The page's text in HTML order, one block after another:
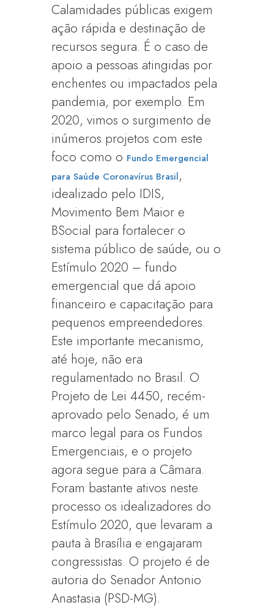
Calamidades públicas exigem
ação rápida e destinação de
recursos segura. É o caso de
apoio a pessoas atingidas por
enchentes ou impactados pela
pandemia, por exemplo. Em
2020, vimos o surgimento de
inúmeros projetos com este
foco como o Fundo Emergencial
para Saúde Coronavírus Brasil,
idealizado pelo IDIS,
Movimento Bem Maior e
BSocial para fortalecer o
sistema público de saúde, ou o
Estímulo 2020 – fundo
emergencial que dá apoio
financeiro e capacitação para
pequenos empreendedores.
Este importante mecanismo,
até hoje, não era
regulamentado no Brasil. O
Projeto de Lei 4450, recém-
aprovado pelo Senado, é um
marco legal para os Fundos
Emergenciais, e o projeto
agora segue para a Câmara.
Foram bastante ativos neste
processo os idealizadores do
Estímulo 2020, que levaram a
pauta à Brasília e engajaram
congressistas. O projeto é de
autoria do Senador Antonio
Anastasia (PSD-MG).